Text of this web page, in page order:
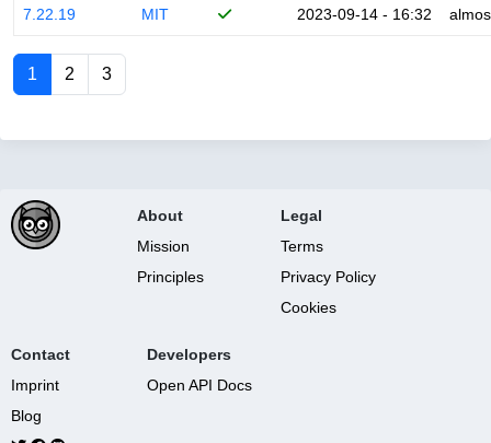
7.22.19 MIT 2023-09-14 - 16:32
1 2 3
About
Mission
Principles
Legal
Terms
Privacy Policy
Cookies
Contact
Imprint
Blog
Developers
Open API Docs